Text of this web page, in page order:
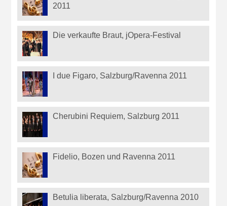
2011
Die verkaufte Braut, jOpera-Festival
I due Figaro, Salzburg/Ravenna 2011
Cherubini Requiem, Salzburg 2011
Fidelio, Bozen und Ravenna 2011
Betulia liberata, Salzburg/Ravenna 2010